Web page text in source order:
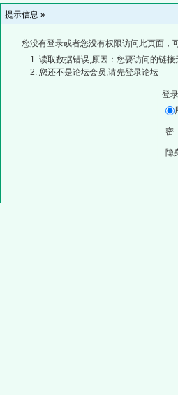
提示信息 »
您没有登录或者您没有权限访问此页面，
读取数据错误,原因：您要访问的链
您还不是论坛会员,请先登录论坛
登录
密
隐